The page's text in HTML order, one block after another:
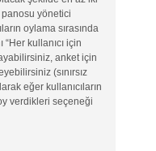
panosu yönetici
oylama sırasında
kullanıcı için
anket için
(sınırsız
eğer kullanıcıların
verdikleri seçeneği